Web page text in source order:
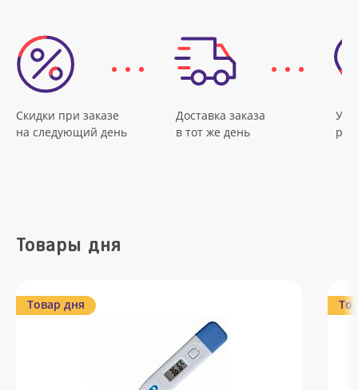
Скидки при заказе
на следующий день
Доставка заказа
в тот же день
Товары дня
Товар дня